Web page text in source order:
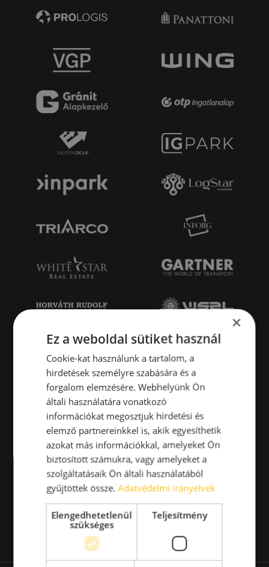
×
Ez a weboldal sütiket használ
Cookie-kat használunk a tartalom, a
hirdetések személyre szabására és a
forgalom elemzésére. Webhelyünk Ön
általi használatára vonatkozó
információkat megosztjuk hirdetési és
elemző partnereinkkel is, akik egyesíthetik
azokat más információkkal, amelyeket Ön
biztosított számukra, vagy amelyeket a
szolgáltatásaik Ön általi használatából
gyűjtöttek össze.Adatvédelmi irányelvek
Elengedhetetlenül
szükséges
Teljesítmény